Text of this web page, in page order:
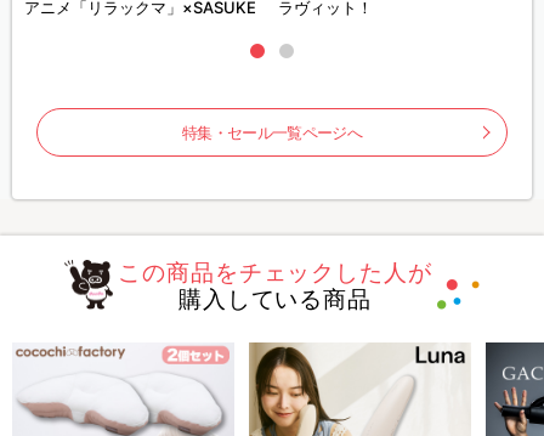
アニメ「リラックマ」×SASUKE ラヴィット！
特集・セール一覧ページへ
この商品をチェックした人が
購入している商品